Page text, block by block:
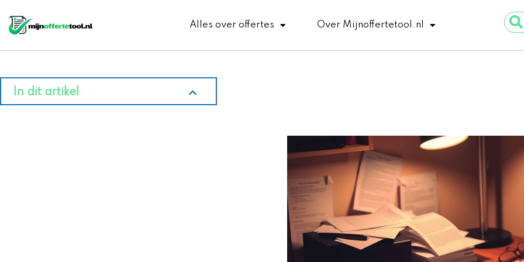
naar
de
inhoud
Alles over offertes Over Mijnoffertetool.nl
...
In dit artikel